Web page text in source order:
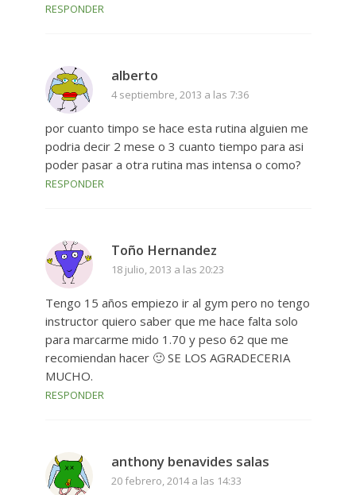
RESPONDER
alberto
4 septiembre, 2013 a las 7:36
por cuanto timpo se hace esta rutina alguien me
podria decir 2 mese o 3 cuanto tiempo para asi
poder pasar a otra rutina mas intensa o como?
RESPONDER
Toño Hernandez
18 julio, 2013 a las 20:23
Tengo 15 años empiezo ir al gym pero no tengo
instructor quiero saber que me hace falta solo
para marcarme mido 1.70 y peso 62 que me
recomiendan hacer 🙂 SE LOS AGRADECERIA
MUCHO.
RESPONDER
anthony benavides salas
20 febrero, 2014 a las 14:33